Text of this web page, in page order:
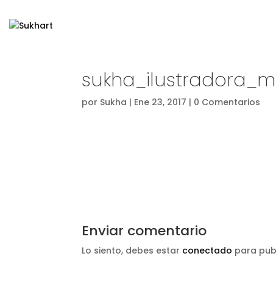
por Sukha | Ene 23, 2017 | 0 Comentarios
Enviar comentario
Lo siento, debes estar conectado para